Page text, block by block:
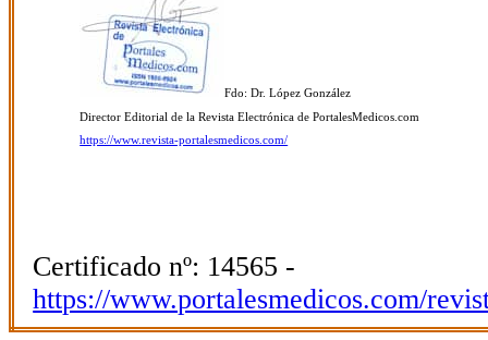
Fdo: Dr. López González
Director Editorial de la Revista Electrónica de PortalesMedicos.com
https://www.revista-portalesmedicos.com/
Certificado nº: 14565 -
https://www.portalesmedicos.com/